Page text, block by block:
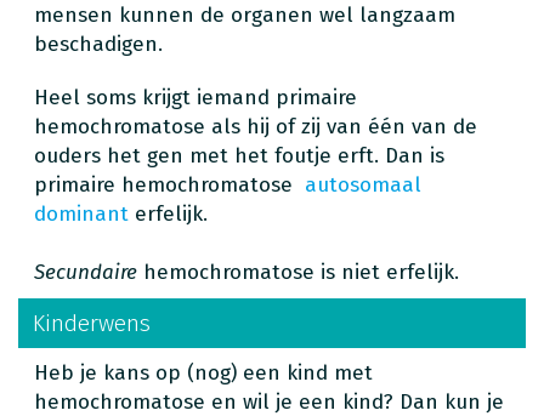
mensen kunnen de organen wel langzaam
beschadigen.
Heel soms krijgt iemand primaire
hemochromatose als hij of zij van één van de
ouders het gen met het foutje erft. Dan is
primaire hemochromatose autosomaal
dominant erfelijk.
Secundaire hemochromatose is niet erfelijk.
Kinderwens
Heb je kans op (nog) een kind met
hemochromatose en wil je een kind? Dan kun je